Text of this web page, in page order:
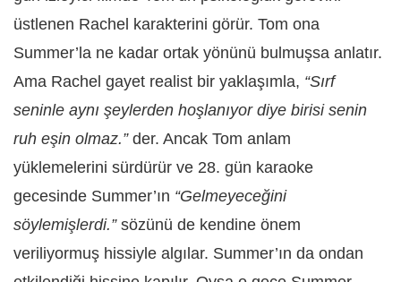
üstlenen Rachel karakterini görür. Tom ona
Summer’la ne kadar ortak yönünü bulmuşsa anlatır.
Ama Rachel gayet realist bir yaklaşımla, “Sırf
seninle aynı şeylerden hoşlanıyor diye birisi senin
ruh eşin olmaz.”der. Ancak Tom anlam
yüklemelerini sürdürür ve 28. gün karaoke
gecesinde Summer’ın “Gelmeyeceğini
söylemişlerdi.”sözünü de kendine önem
veriliyormuş hissiyle algılar. Summer’ın da ondan